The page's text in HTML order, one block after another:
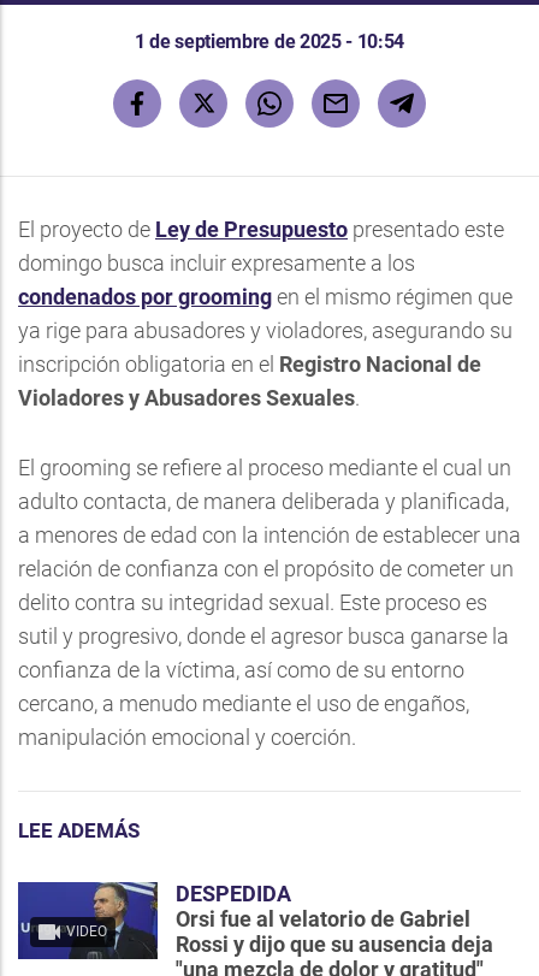
1 de septiembre de 2025 - 10:54
El proyecto de Ley de Presupuesto presentado este
domingo busca incluir expresamente a los
condenados por groomingen el mismo régimen que
ya rige para abusadores y violadores, asegurando su
inscripción obligatoria en el Registro Nacional de
Violadores y Abusadores Sexuales.
El grooming se refiere al proceso mediante el cual un
adulto contacta, de manera deliberada y planificada,
a menores de edad con la intención de establecer una
relación de confianza con el propósito de cometer un
delito contra su integridad sexual. Este proceso es
sutil y progresivo, donde el agresor busca ganarse la
confianza de la víctima, así como de su entorno
cercano, a menudo mediante el uso de engaños,
manipulación emocional y coerción.
LEE ADEMÁS
VIDEO
DESPEDIDA
Orsi fue al velatorio de Gabriel
Rossi y dijo que su ausencia deja
"una mezcla de dolor y gratitud"